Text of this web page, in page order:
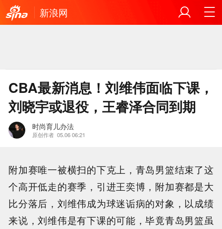
新浪网
CBA最新消息！刘维伟面临下课，
刘晓宇或退役，王睿泽合同到期
时尚育儿办法
原创作者 05.06 06:21
附加赛唯一被横扫的下克上，青岛男篮结束了这
个高开低走的赛季，引进王奕博，附加赛都是大
比分落后，刘维伟成为球迷诟病的对象，以成绩
来说，刘维伟是有下课的可能，毕竟青岛男篮虽